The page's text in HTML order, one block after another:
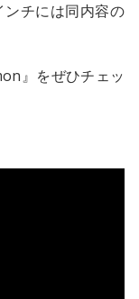
チには同内容の
』をぜひチェッ